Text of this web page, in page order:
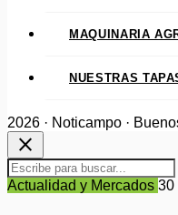
MAQUINARIA
NUESTRAS
2026 · Noticampo ·
close
Actualidad y Mercados 30